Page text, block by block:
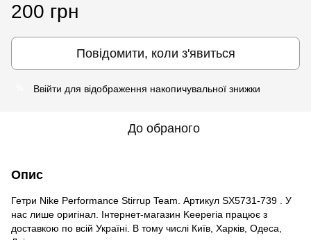
200 грн
Повідомити, коли з'явиться
Ввійти для відображення накопичувальної знижки
До обраного
Опис
Гетри Nike Performance Stirrup Team. Артикул SX5731-739 . У
нас лише оригінал. Інтернет-магазин Keeperia працює з
доставкою по всій Україні. В тому числі Київ, Харків, Одеса,